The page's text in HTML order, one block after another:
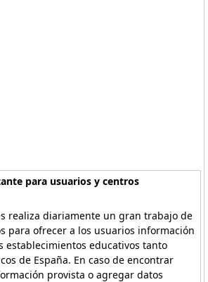
para usuarios y centros
realiza diariamente un gran trabajo de
para ofrecer a los usuarios información
establecimientos educativos tanto
de España. En caso de encontrar
provista o agregar datos